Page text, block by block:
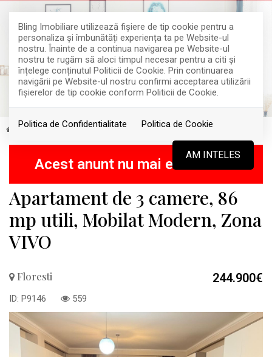
Bling Imobiliare utilizează fişiere de tip cookie pentru a
personaliza și îmbunătăți experiența ta pe Website-ul
nostru. Înainte de a continua navigarea pe Website-ul
nostru te rugăm să aloci timpul necesar pentru a citi și
înțelege conținutul Politicii de Cookie. Prin continuarea
navigării pe Website-ul nostru confirmi acceptarea utilizării
fişierelor de tip cookie conform Politicii de Cookie.
Politica de Confidentialitate Politica de Cookie
AM INTELES
Vanzare Apartamente Floresti
Acest anunt nu mai este activ !
Apartament de 3 camere, 86
mp utili, Mobilat Modern, Zona
VIVO
Floresti 244.900€
ID: P9146 559